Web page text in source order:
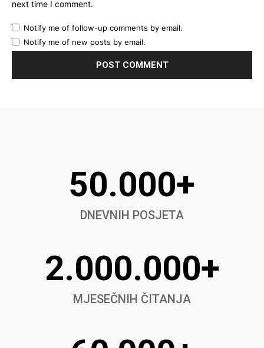
next time I comment.
Notify me of follow-up comments by email.
Notify me of new posts by email.
50.000+
DNEVNIH POSJETA
2.000.000+
MJESEČNIH ČITANJA